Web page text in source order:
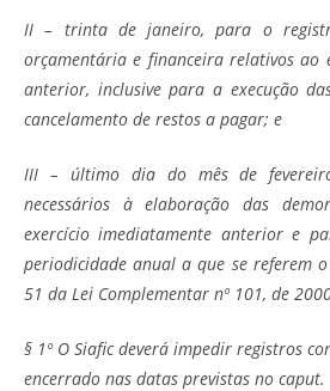
II – trinta de janeiro, para o
orçamentária e financeira relativos ao
anterior, inclusive para a execução
cancelamento de restos a pagar; e
III – último dia do mês de
necessários à elaboração das
exercício imediatamente anterior e
periodicidade anual a que se referem
51 da Lei Complementar nº 101, de
§ 1º O Siafic deverá impedir registros
encerrado nas datas previstas no caput.